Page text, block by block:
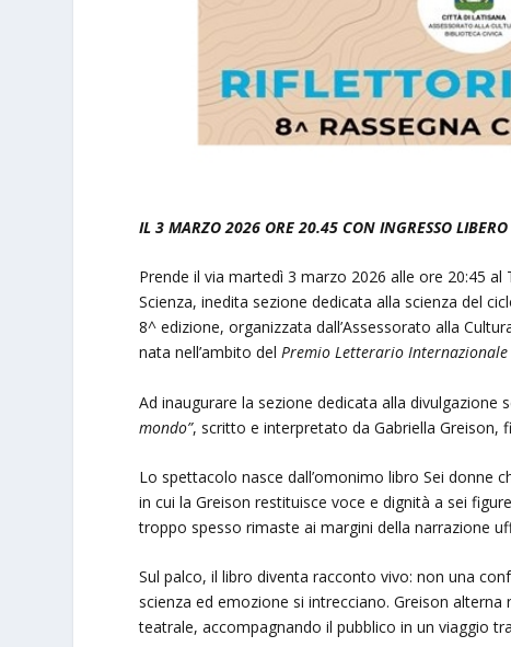
IL 3 MARZO 2026 ORE 20.45 CON INGRESSO LIBERO
Prende il via martedì 3 marzo 2026 alle ore 20:45
Scienza, inedita sezione dedicata alla scienza del
8^ edizione, organizzata dall’Assessorato alla
nata nell’ambito delPremio Letterario Internazionale
Ad inaugurare la sezione dedicata alla
mondo”, scritto e interpretato da Gabriella Greison,
Lo spettacolo nasce dall’omonimo libro Sei donne
in cui la Greison restituisce voce e dignità a sei
troppo spesso rimaste ai margini della narrazione
Sul palco, il libro diventa racconto vivo: non una
scienza ed emozione si intrecciano. Greison
teatrale, accompagnando il pubblico in un viaggio